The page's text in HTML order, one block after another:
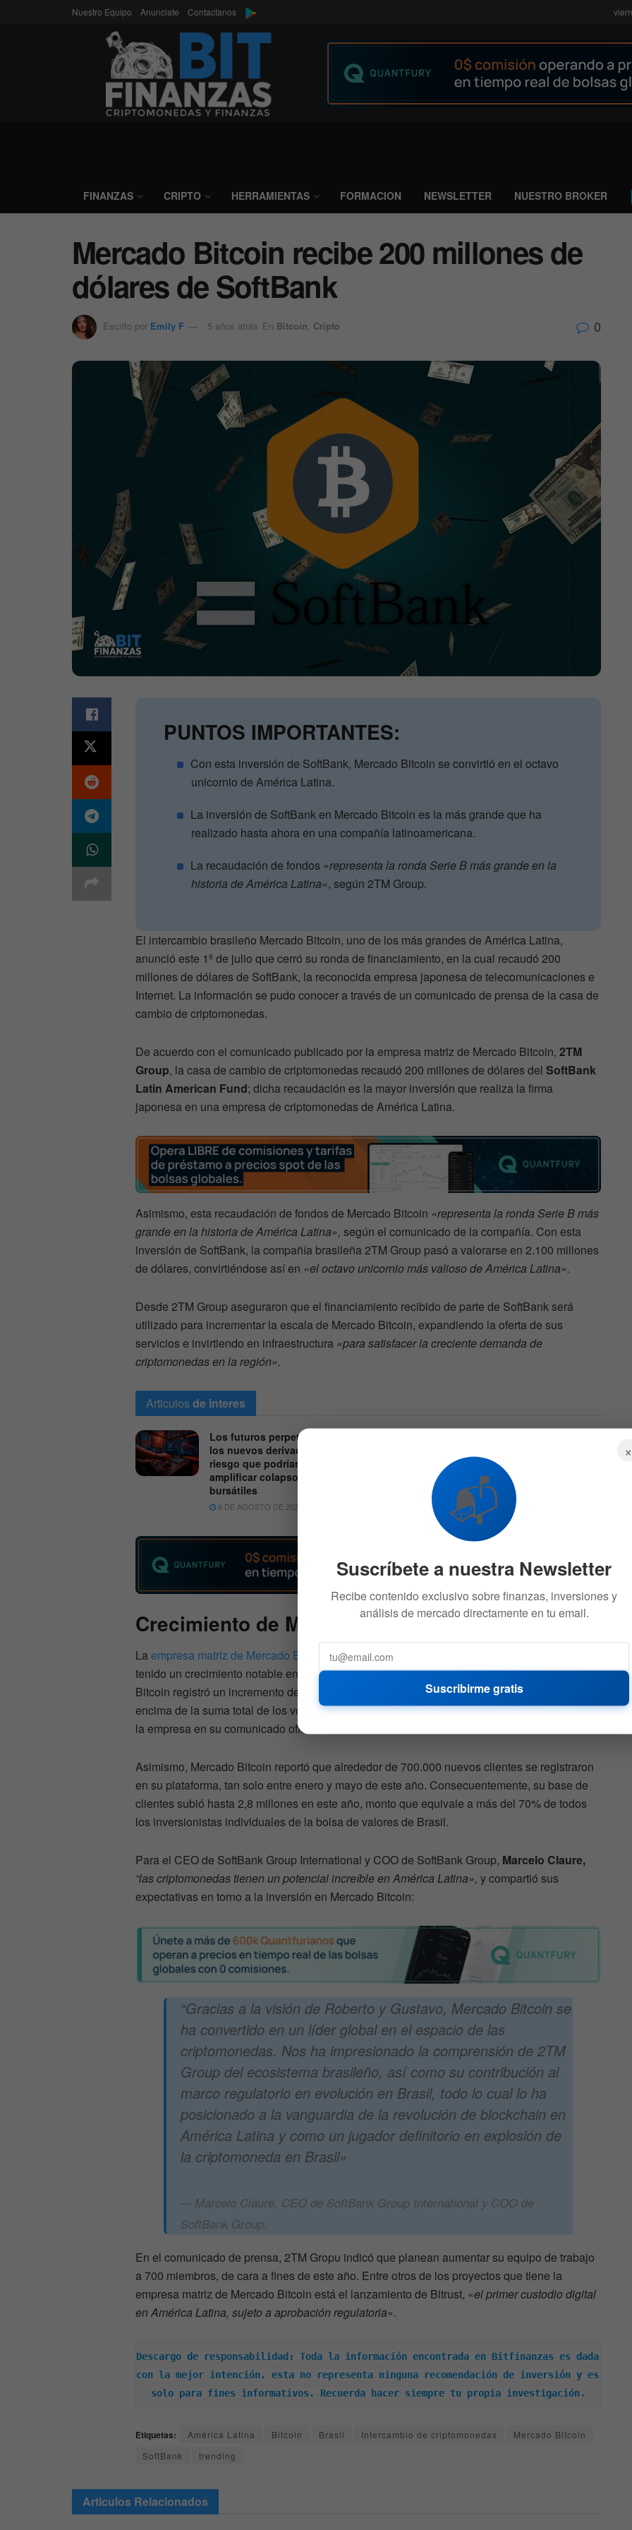
Nuestro Equipo Anunciate Contactanos
FINANZAS CRIPTO HERRAMIENTAS FORMACION NEWSLETTER NUESTRO BROKER
Mercado Bitcoin recibe 200 millones de
dólares de SoftBank
Escrito por Emily F 5 años atrás En Bitcoin Cripto 0
PUNTOS IMPORTANTES:
Con esta inversión de SoftBank, Mercado Bitcoin se convirtió en el octavo
unicornio de América Latina.
La inversión de SoftBank en Mercado Bitcoin es la más grande que ha
realizado hasta ahora en una compañía latinoamericana.
La recaudación de fondos «representa la ronda Serie B más grande en la
historia de América Latina«, según 2TM Group.
El intercambio brasileño Mercado Bitcoin, uno de los más grandes de América Latina,
anunció este 1º de julio que cerró su ronda de financiamiento, en la cual recaudó 200
millones de dólares de SoftBank, la reconocida empresa japonesa de telecomunicaciones e
Internet. La información se pudo conocer a través de un comunicado de prensa de la casa de
cambio de criptomonedas.
De acuerdo con el comunicado publicado por la empresa matriz de Mercado Bitcoin, 2TM
Group, la casa de cambio de criptomonedas recaudó 200 millones de dólares del SoftBank
Latin American Fund; dicha recaudación es la mayor inversión que realiza la firma
japonesa en una empresa de criptomonedas de América Latina.
Asimismo, esta recaudación de fondos de Mercado Bitcoin «representa la ronda Serie B más
grande en la historia de América Latina», según el comunicado de la compañía. Con esta
inversión de SoftBank, la compañía brasileña 2TM Group pasó a valorarse en 2.100 millones
de dólares, convirtiéndose así en «el octavo unicornio más valioso de América Latina».
Desde 2TM Group aseguraron que el financiamiento recibido de parte de SoftBank será
utilizado para incrementar la escala de Mercado Bitcoin, expandiendo la oferta de sus
servicios e invirtiendo en infraestructura «para satisfacer la creciente demanda de
criptomonedas en la región».
Articulosde interes
Los futuros perpetuos son
los nuevos derivados de
riesgo que podrían
amplificar colapsos
bursátiles
6 DE AGOSTO DE 2026
potencial del 63% para
blindar la cartera en agosto
5 DE AGOSTO DE 2026
Crecimiento de Mercado Bitcoin en 2021
Laempresa matriz de Mercado Bitcoin
compartió que el intercambio de criptomonedas ha
tenido un crecimiento notable en este año. En los primeros cinco meses de 2021, Mercado
Bitcoin registró un incremento del volumen de comercio a 5.000 millones de dólares, por
encima de la suma total de los volúmenes anuales durante sus primeros siete años, expuso
la empresa en su comunicado oficial.
Asimismo, Mercado Bitcoin reportó que alrededor de 700.000 nuevos clientes se registraron
en su plataforma, tan solo entre enero y mayo de este año. Consecuentemente, su base de
clientes subió hasta 2,8 millones en este año, monto que equivale a más del 70% de todos
los inversionistas individuales de la bolsa de valores de Brasil.
Para el CEO de SoftBank Group International y COO de SoftBank Group, Marcelo Claure,
“las criptomonedas tienen un potencial increíble en América Latina», y compartió sus
expectativas en torno a la inversión en Mercado Bitcoin:
“Gracias a la visión de Roberto y Gustavo, Mercado Bitcoin se
ha convertido en un líder global en el espacio de las
criptomonedas. Nos ha impresionado la comprensión de 2TM
Group del ecosistema brasileño, así como su contribución al
marco regulatorio en evolución en Brasil, todo lo cual lo ha
posicionado a la vanguardia de la revolución de blockchain en
América Latina y como un jugador definitorio en explosión de
la criptomoneda en Brasil»
Marcelo Claure, CEO de SoftBank Group International y COO de
SoftBank Group.
En el comunicado de prensa, 2TM Gropu indicó que planean aumentar su equipo de trabajo
a 700 miembros, de cara a fines de este año. Entre otros de los proyectos que tiene la
empresa matriz de Mercado Bitcoin está el lanzamiento de Bitrust, «el primer custodio digital
en América Latina, sujeto a aprobación regulatoria«.
Descargo de responsabilidad: Toda la información encontrada en Bitfinanzas es dada
con la mejor intención, esta no representa ninguna recomendación de inversión y es
solo para fines informativos. Recuerda hacer siempre tu propia investigación.
Etiquetas: América Latina Bitcoin Brasil Intercambio de criptomonedas
Mercado Bitcoin
SoftBank
trending
Articulos Relacionados
×
📬
Suscríbete a nuestra Newsletter
Recibe contenido exclusivo sobre finanzas, inversiones y
análisis de mercado directamente en tu email.
Suscribirme gratis